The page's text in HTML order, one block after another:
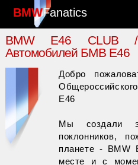
BMWFanatics
BMW E46 CLUB /
Автомобилей БМВ Е46
Добро
E46
Мы создали
поклонников,
планете - BMW
месте и с